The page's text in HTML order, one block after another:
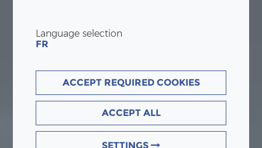
Language selection
FR
ACCEPT REQUIRED COOKIES
ACCEPT ALL
SETTINGS